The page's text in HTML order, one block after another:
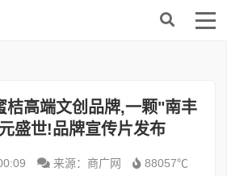
桔高端文创品牌,一颗"南丰
盛世!品牌宣传片发布
来源：商广网 88057℃